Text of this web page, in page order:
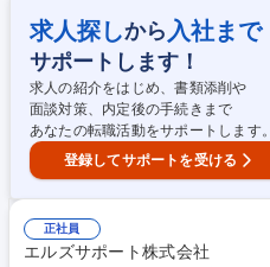
及び連携 ■キリングループ外企業と
ス】将来的には、物流現場の深い知
て、他事業部門のマネジメント層へ
募集職種 【物流戦略企画～実行/チ
の物流を支える
求人探しから 入社まで
サポートします！
求人の紹介をはじめ、書類添削や
面談対策、内定後の手続きまで
あなたの転職活動をサポートします。
登録してサポートを受ける
正社員
エルズサポート株式会社